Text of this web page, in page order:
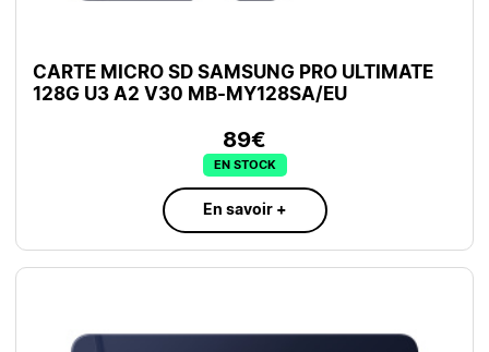
CARTE MICRO SD SAMSUNG PRO ULTIMATE
128G U3 A2 V30 MB-MY128SA/EU
89€
EN STOCK
En savoir +